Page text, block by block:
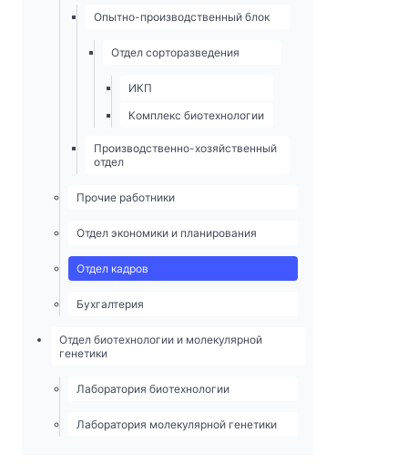
Опытно-­производственный блок
Отдел сорторазведения
ИКП
Комплекс биотехнологии
Производственно-хозяйственный
отдел
Прочие работники
Отдел экономики и планирования
Отдел кадров
Бухгалтерия
Отдел биотехнологии и молекулярной
генетики
Лаборатория биотехнологии
Лаборатория молекулярной генетики